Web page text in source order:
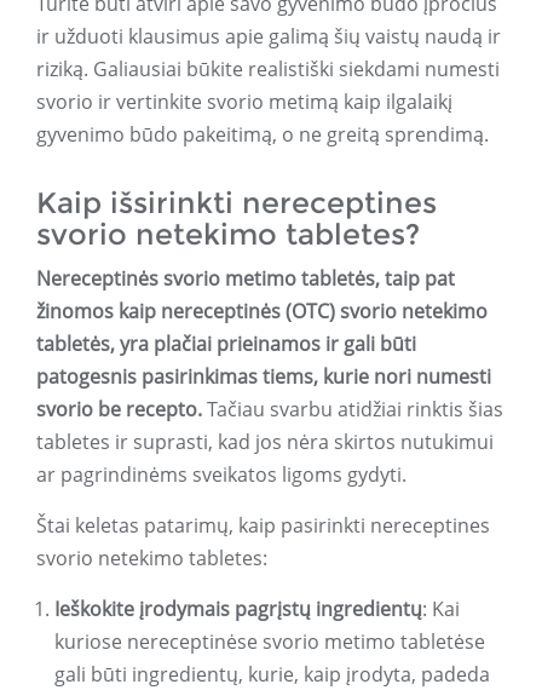
ir užduoti klausimus apie galimą šių vaistų naudą ir
riziką. Galiausiai būkite realistiški siekdami numesti
svorio ir vertinkite svorio metimą kaip ilgalaikį
gyvenimo būdo pakeitimą, o ne greitą sprendimą.
Kaip išsirinkti nereceptines
svorio netekimo tabletes?
Nereceptinės svorio metimo tabletės, taip pat
žinomos kaip nereceptinės (OTC) svorio netekimo
tabletės, yra plačiai prieinamos ir gali būti
patogesnis pasirinkimas tiems, kurie nori numesti
svorio be recepto.Tačiau svarbu atidžiai rinktis šias
tabletes ir suprasti, kad jos nėra skirtos nutukimui
ar pagrindinėms sveikatos ligoms gydyti.
Štai keletas patarimų, kaip pasirinkti nereceptines
svorio netekimo tabletes:
Ieškokite įrodymais pagrįstų ingredientų: Kai
kuriose nereceptinėse svorio metimo tabletėse
gali būti ingredientų, kurie, kaip įrodyta, padeda